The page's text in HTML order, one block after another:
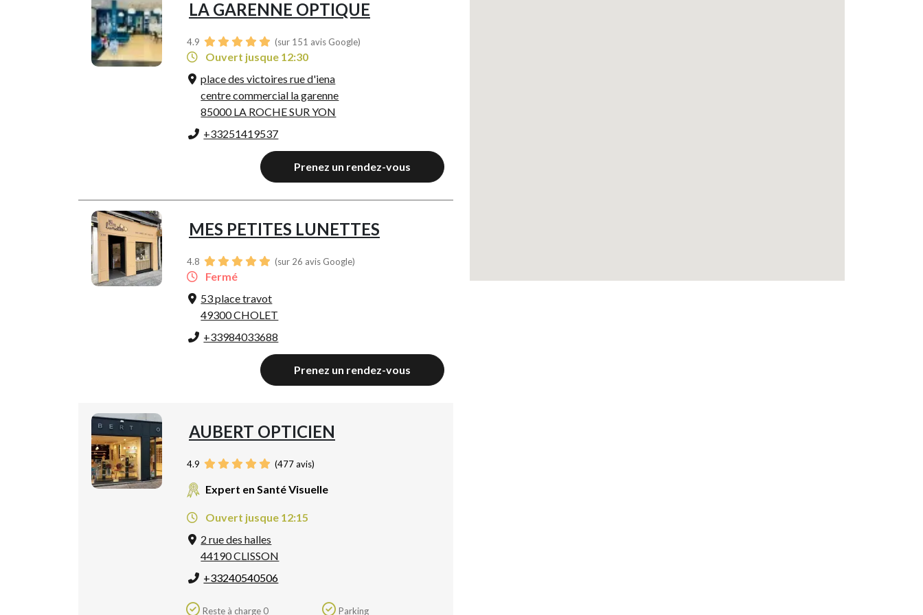
LA GARENNE OPTIQUE
4.9 (sur 151 avis Google)
Ouvert jusque 12:30
place des victoires rue d'iena
centre commercial la garenne
85000 LA ROCHE SUR YON
+33251419537
Prenez un rendez-vous
MES PETITES LUNETTES
4.8 (sur 26 avis Google)
Fermé
53 place travot
49300 CHOLET
+33984033688
Prenez un rendez-vous
AUBERT OPTICIEN
4.9 (477avis)
Expert en Santé Visuelle
Ouvert jusque 12:15
2 rue des halles
44190 CLISSON
+33240540506
Reste à charge 0 Parking